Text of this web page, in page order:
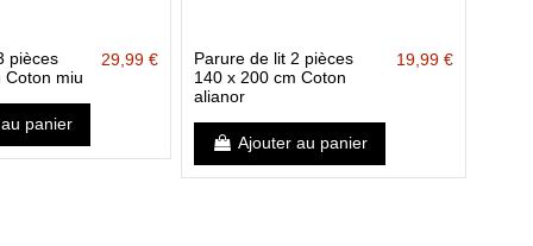
pièces
Coton miu
29,99 €
panier
Parure de lit 2 pièces
140 x 200 cm Coton
alianor
19,99 €
Ajouter au panier